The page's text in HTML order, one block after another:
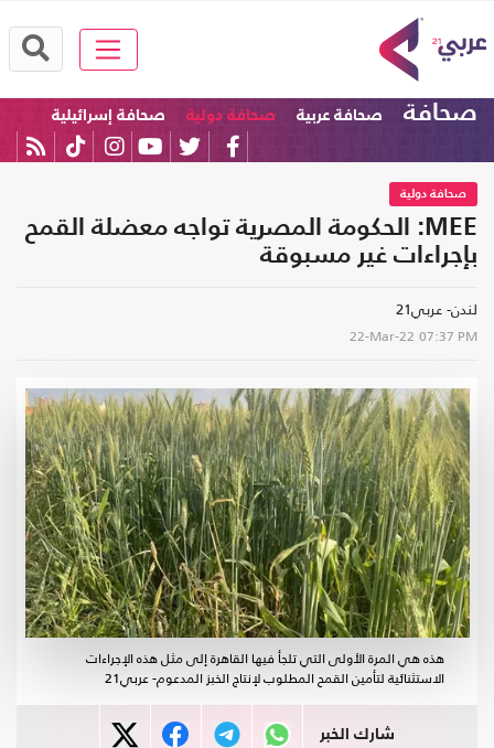
صحافة صحافة عربية صحافة دولية صحافة إسرائيلية
صحافة دولية
MEE: الحكومة المصرية تواجه معضلة القمح
بإجراءات غير مسبوقة
لندن- عربي21
22-Mar-22 07:37 PM
هذه هي المرة الأولى التي تلجأ فيها القاهرة إلى مثل هذه الإجراءات
الاستثنائية لتأمين القمح المطلوب لإنتاج الخبز المدعوم- عربي21
شارك الخبر